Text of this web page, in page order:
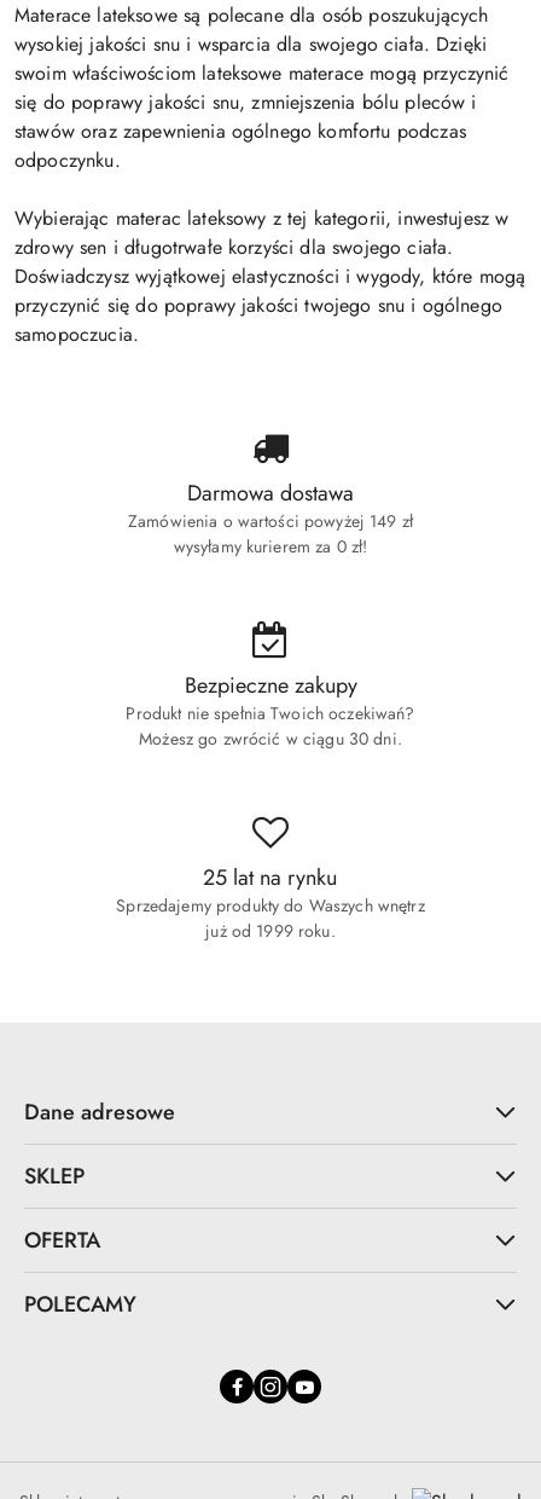
Materace lateksowe są polecane dla osób poszukujących
wysokiej jakości snu i wsparcia dla swojego ciała. Dzięki
swoim właściwościom lateksowe materace mogą przyczynić
się do poprawy jakości snu, zmniejszenia bólu pleców i
stawów oraz zapewnienia ogólnego komfortu podczas
odpoczynku.
Wybierając materac lateksowy z tej kategorii, inwestujesz w
zdrowy sen i długotrwałe korzyści dla swojego ciała.
Doświadczysz wyjątkowej elastyczności i wygody, które mogą
przyczynić się do poprawy jakości twojego snu i ogólnego
samopoczucia.
Darmowa dostawa
Zamówienia o wartości powyżej 149 zł
wysyłamy kurierem za 0 zł!
Bezpieczne zakupy
Produkt nie spełnia Twoich oczekiwań?
Możesz go zwrócić w ciągu 30 dni.
25 lat na rynku
Sprzedajemy produkty do Waszych wnętrz
już od 1999 roku.
Dane adresowe
SKLEP
OFERTA
POLECAMY